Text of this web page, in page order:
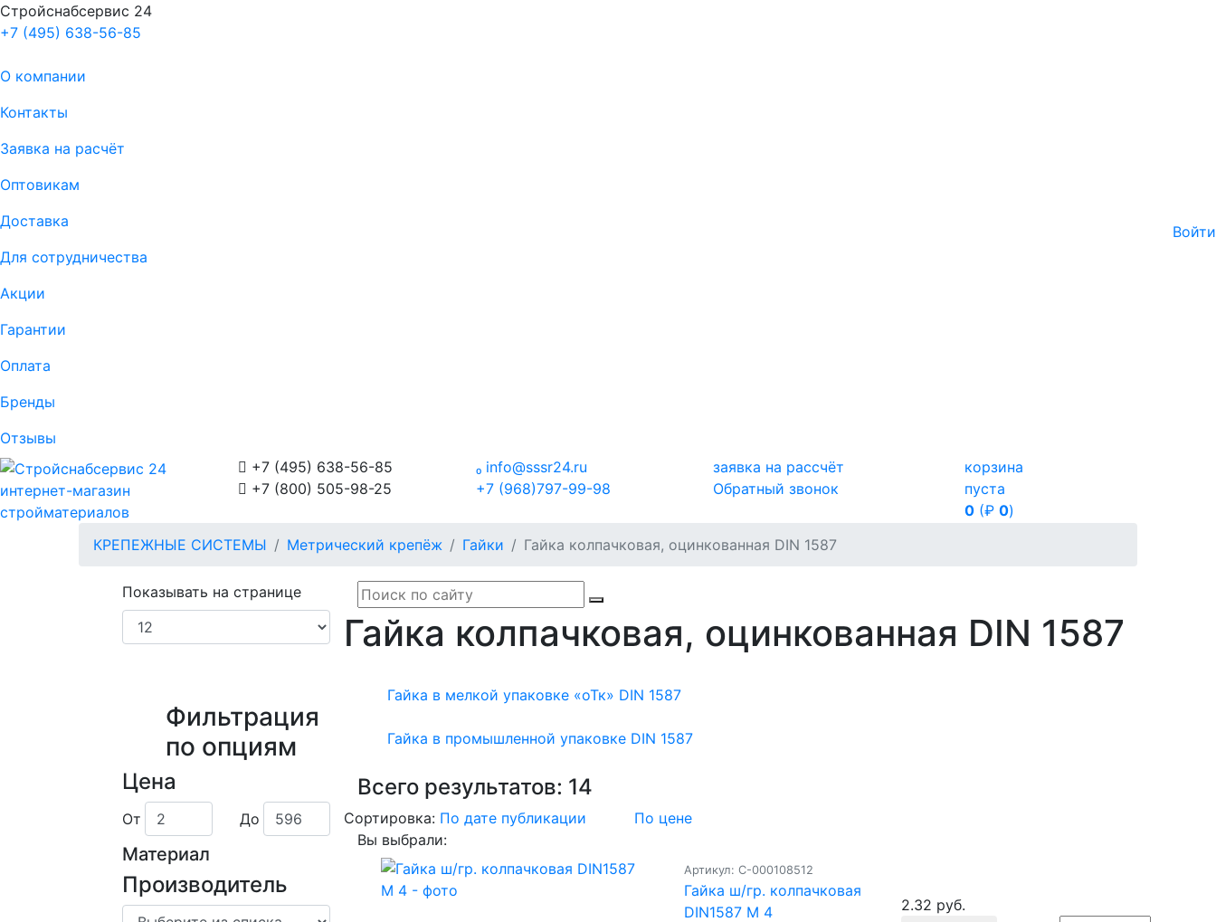
Стройснабсервис 24
+7 (495) 638-56-85
О компании
Контакты
Заявка на расчёт
Оптовикам
Доставка
Для сотрудничества
Акции
Гарантии
Оплата
Бренды
Отзывы
Войти
интернет-магазин
стройматериалов
корзина
пуста
0 (₽0)
 +7 (495) 638-56-85
 +7 (800) 505-98-25
info@sssr24.ru
+7 (968)797-99-98
заявка на рассчёт
Обратный звонок
КРЕПЕЖНЫЕ СИСТЕМЫ Метрический крепёж Гайки Гайка колпачковая, оцинкованная DIN 1587
Гайка колпачковая, оцинкованная DIN 1587
Гайка в мелкой упаковке «оТк» DIN 1587
Гайка в промышленной упаковке DIN 1587
Всего результатов: 14
Сортировка: По дате публикации
По цене
Вы выбрали:
Артикул: С-000108512
Гайка ш/гр. колпачковая
DIN1587 М 4
2.32 руб.
Показывать на странице
Фильтрация
по опциям
Цена
От До
Материал
Производитель